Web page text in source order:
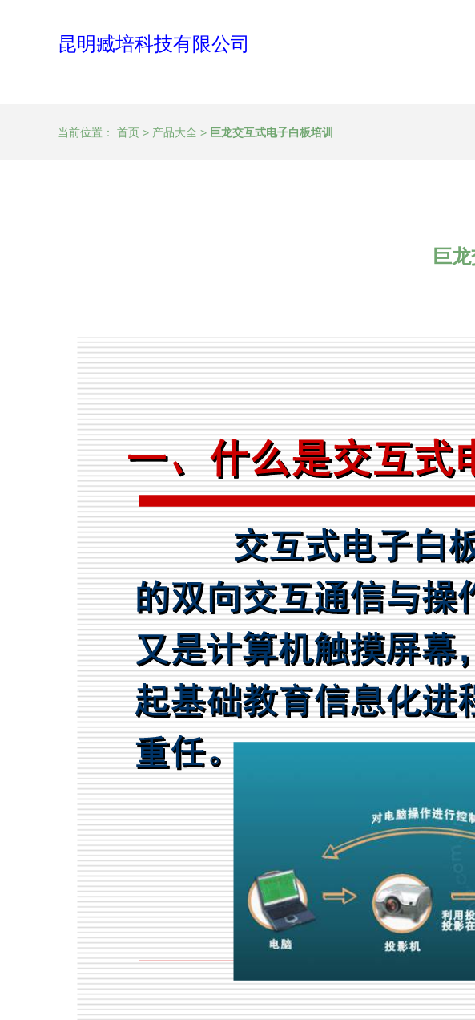
昆明臧培科技有限公司
当前位置： 首页 > 产品大全 > 巨龙交互式电子白板培训
巨